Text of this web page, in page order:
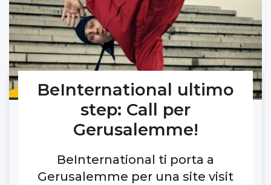
BeInternational ultimo
step: Call per
Gerusalemme!
BeInternational ti porta a
Gerusalemme per una site visit